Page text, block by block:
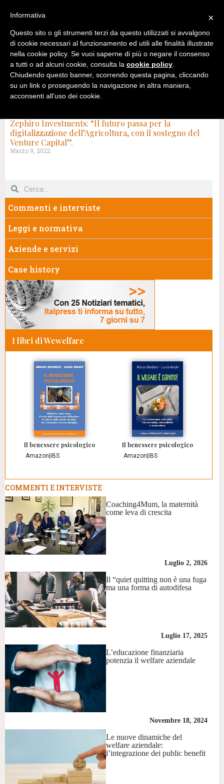
Zephiro Investments: “Il futuro passa per la
digitalizzazione dell’Agricoltura, con il sostegno del
Venture Capital”.
Marzo 9, 2022
Commenti e interviste
Leggi e normativa
Aziende e servizi
Case history
I libri di Wewelfare
Il benessere psicologico
Amazon IBS
Il benessere psicologico
Amazon IBS
COMMENTI E INTERVISTE
Coaching4Mum, la maternità
come leva di crescita
Luglio 2, 2026
Il “quiet quitting non è una fuga
ma una forma di autodifesa
Luglio 17, 2025
L’educazione finanziaria
potenzia il welfare aziendale
Novembre 18, 2024
Le nuove dinamiche del
welfare aziendale:
l’integrazione dei public benefit
×
Informativa
Questo sito o gli strumenti terzi da questo utilizzati si avvalgono
di cookie necessari al funzionamento ed utili alle finalità illustrate
nella cookie policy. Se vuoi saperne di più o negare il consenso
a tutti o ad alcuni cookie, consulta la cookie policy.
Chiudendo questo banner, scorrendo questa pagina, cliccando
su un link o proseguendo la navigazione in altra maniera,
acconsenti all’uso dei cookie.